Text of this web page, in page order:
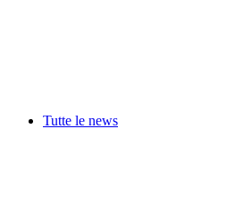
Tutte le news